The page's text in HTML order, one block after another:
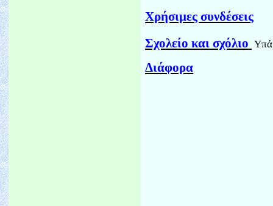
Χρήσιμες συνδέσεις
Σχολείο και σχόλιο
Διάφορα